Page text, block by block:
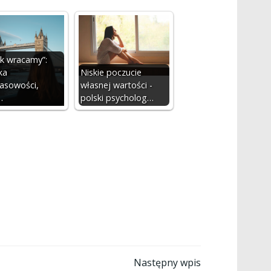
wracamy”:
Niskie poczucie
własnej wartości -
polski psycholog…
Następny wpis